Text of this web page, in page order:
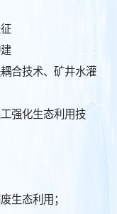
合技术、矿井水灌
强化生态利用技
生态利用；